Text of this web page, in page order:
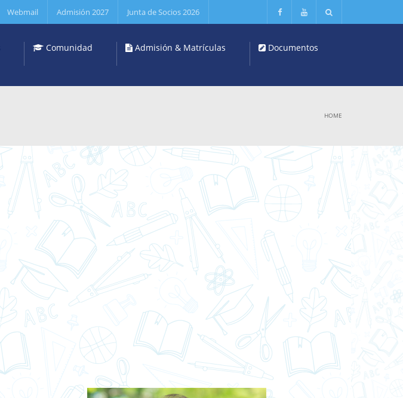
Webmail Admisión 2027 Junta de Socios 2026
Comunidad Admisión & Matrículas Documentos
HOME